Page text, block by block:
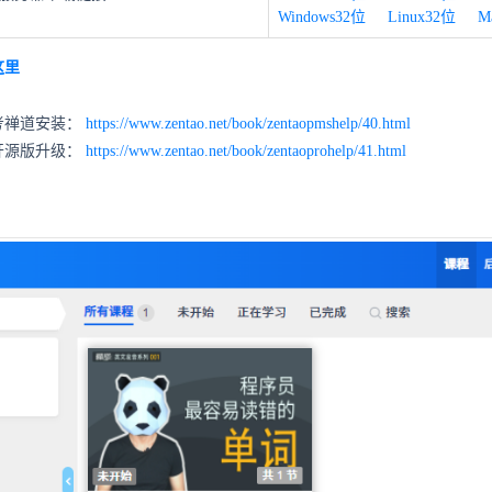
Windows32位
Linux32位
里
道安装： https://www.zentao.net/book/zentaopmshelp/40.html
版升级： https://www.zentao.net/book/zentaoprohelp/41.html